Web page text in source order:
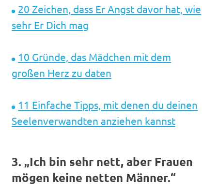
20 Zeichen, dass Er Angst davor hat, wie
sehr Er Dich mag
10 Gründe, das Mädchen mit dem
großen Herz zu daten
11 Einfache Tipps, mit denen du deinen
Seelenverwandten anziehen kannst
3. „Ich bin sehr nett, aber Frauen
mögen keine netten Männer.“